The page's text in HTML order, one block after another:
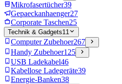
Mikrofasertücher39
Gepaeckanhaenger27
Corporate Taschen25
Technik & Gadgets11
Computer Zubehoer267
Handy Zubehoer125
USB Ladekabel46
Kabellose Ladegeräte39
Energie-Banken38